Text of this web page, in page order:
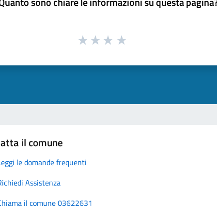
il comune
le domande frequenti
Assistenza
il comune 03622631